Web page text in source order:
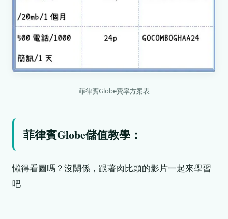
菲律賓Globe費率方案表
菲律賓Globe儲值教學：
懶得看圖嗎？沒關係，跟著肉比頭的影片一起來學習
吧